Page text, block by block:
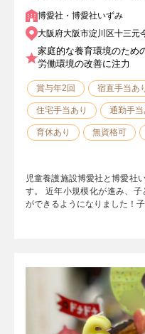
博愛社・博愛社いずみ
大阪府大阪市淀川区十三元
家庭的な養育環境のため
労働環境の改善に注力
賞与年2回 宿直手当あ
住宅手当あり 通勤手当
育休あり 無資格可
児童養護施設博愛社と博愛社
す。 近年小規模化が進み、
ができるようになりました！